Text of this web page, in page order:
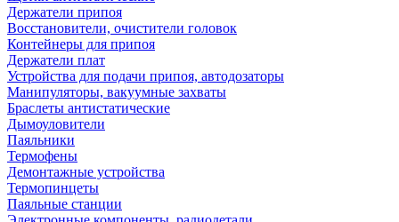
Держатели припоя
Восстановители, очистители головок
Контейнеры для припоя
Держатели плат
Устройства для подачи припоя, автодозаторы
Манипуляторы, вакуумные захваты
Браслеты антистатические
Дымоуловители
Паяльники
Термофены
Демонтажные устройства
Термопинцеты
Паяльные станции